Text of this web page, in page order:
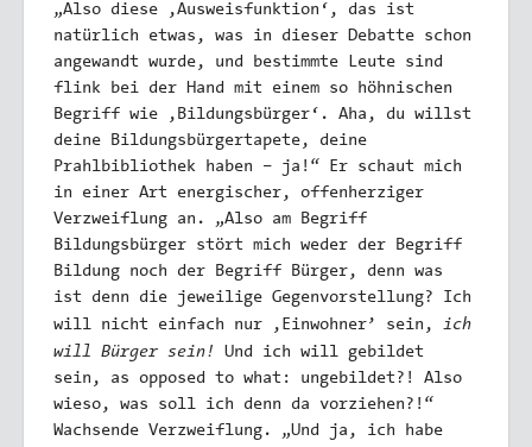
„Also diese ,Ausweisfunktion‘, das ist
natürlich etwas, was in dieser Debatte schon
angewandt wurde, und bestimmte Leute sind
flink bei der Hand mit einem so höhnischen
Begriff wie ,Bildungsbürger‘. Aha, du willst
deine Bildungsbürgertapete, deine
Prahlbibliothek haben – ja!“ Er schaut mich
in einer Art energischer, offenherziger
Verzweiflung an. „Also am Begriff
Bildungsbürger stört mich weder der Begriff
Bildung noch der Begriff Bürger, denn was
ist denn die jeweilige Gegenvorstellung? Ich
will nicht einfach nur ,Einwohner’ sein, ich
will Bürger sein!
Und ich will gebildet
sein, as opposed to what: ungebildet?! Also
wieso, was soll ich denn da vorziehen?!“
Wachsende Verzweiflung. „Und ja, ich habe